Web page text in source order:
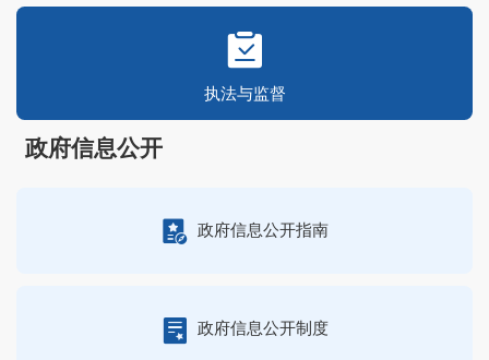
执法与监督
政府信息公开
政府信息公开指南
政府信息公开制度